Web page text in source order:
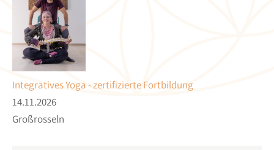
Integratives Yoga - zertifizierte Fortbildung
14.11.2026
Großrosseln